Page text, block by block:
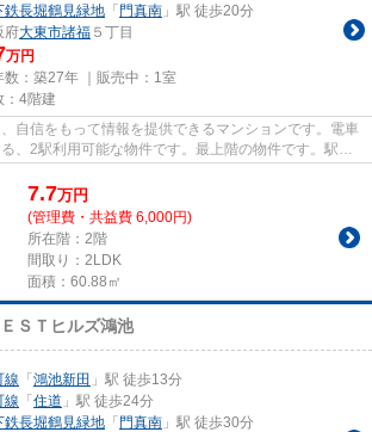
鉄長堀鶴見緑地 「 門真南 」駅 徒歩20分
府大東市諸福 ５丁目
万円
数：築27年 ｜販売中： 1室
：4階建
自信をもって情報を提供できるマンションです。電車
、2駅利用可能な物件です。最上階の物件です。駅か
で、...
7.7万円
(管理費・共益費 6,000円)
所在階：2階
間取り：2LDK
面積：60.88㎡
ＳＴヒルズ鴻池
線 「 鴻池新田 」駅 徒歩13分
線 「 住道 」駅 徒歩24分
鉄長堀鶴見緑地 「 門真南 」駅 徒歩30分